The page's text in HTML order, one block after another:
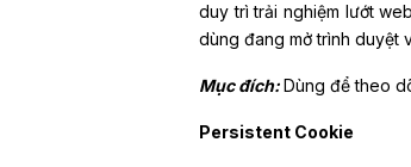
duy trì trải nghiệm lướt
dùng đang mở trình duyệt
Mục đích:Dùng để theo
Persistent Cookie